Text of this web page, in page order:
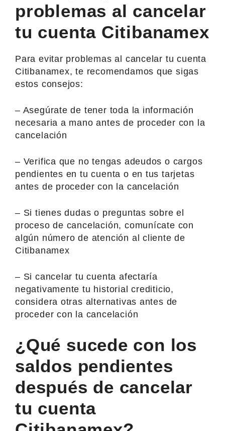
problemas al cancelar
tu cuenta Citibanamex
Para evitar problemas al cancelar tu cuenta
Citibanamex, te recomendamos que sigas
estos consejos:
– Asegúrate de tener toda la información
necesaria a mano antes de proceder con la
cancelación
– Verifica que no tengas adeudos o cargos
pendientes en tu cuenta o en tus tarjetas
antes de proceder con la cancelación
– Si tienes dudas o preguntas sobre el
proceso de cancelación, comunícate con
algún número de atención al cliente de
Citibanamex
– Si cancelar tu cuenta afectaría
negativamente tu historial crediticio,
considera otras alternativas antes de
proceder con la cancelación
¿Qué sucede con los
saldos pendientes
después de cancelar
tu cuenta